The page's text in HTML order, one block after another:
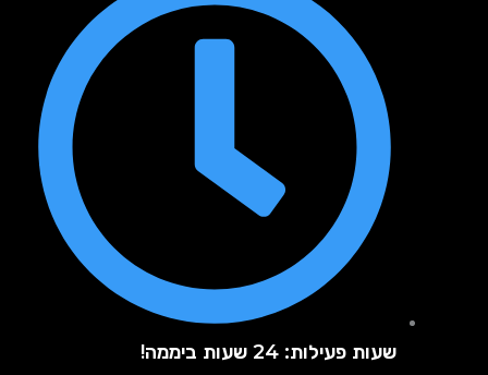
שעות פעילות: 24 שעות ביממה!